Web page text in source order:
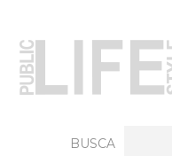
BUSCA